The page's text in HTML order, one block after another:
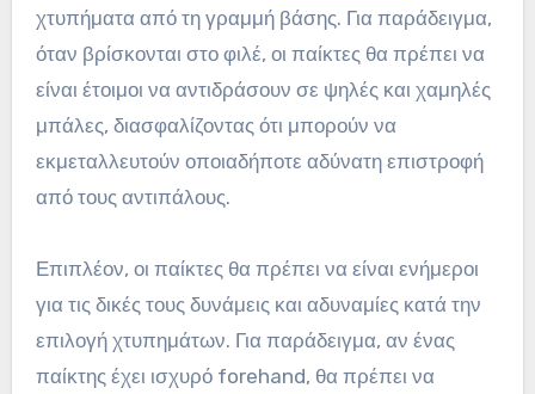
χτυπήματα από τη γραμμή βάσης. Για παράδειγμα,
όταν βρίσκονται στο φιλέ, οι παίκτες θα πρέπει να
είναι έτοιμοι να αντιδράσουν σε ψηλές και χαμηλές
μπάλες, διασφαλίζοντας ότι μπορούν να
εκμεταλλευτούν οποιαδήποτε αδύνατη επιστροφή
από τους αντιπάλους.
Επιπλέον, οι παίκτες θα πρέπει να είναι ενήμεροι
για τις δικές τους δυνάμεις και αδυναμίες κατά την
επιλογή χτυπημάτων. Για παράδειγμα, αν ένας
παίκτης έχει ισχυρό forehand, θα πρέπει να